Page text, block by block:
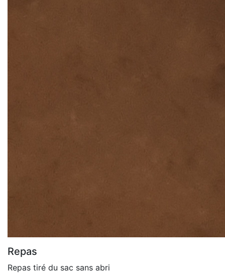
Repas
Repas tiré du sac sans abri